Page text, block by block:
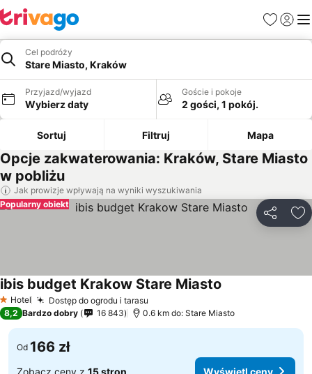
Ulubione
Cel podróży
Stare Miasto, Kraków
Przyjazd/wyjazd
Wybierz daty
Goście i pokoje
2 gości, 1 pokój.
Sortuj Filtruj Mapa
Opcje zakwaterowania: Kraków, Stare Miasto
w pobliżu
Jak prowizje wpływają na wyniki wyszukiwania
Popularny obiekt
1 Kategoria
Hotel Dostęp do ogrodu i tarasu
ibis budget Krakow Stare Miasto
8,2 Bardzo dobry 16 843 0.6 km do: Stare Miasto
Od 166 zł
Zobacz ceny z 15 stron Wyświetl ceny